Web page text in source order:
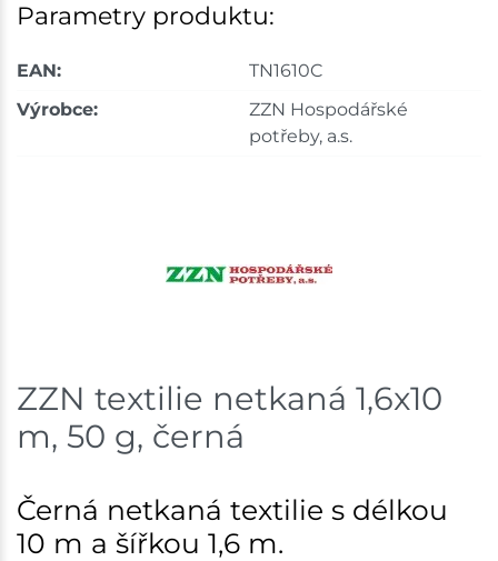
Tišnov
Skladem na prodejně - doručení do 7 dnů
31 ks
Nové Město
Skladem na prodejně - doručení do 7 dnů
14 ks
Skladem na prodejně - doručení do 7 dnů
Parametry produktu:
EAN:
TN1610C
Výrobce:
ZZN Hospodářské
potřeby, a.s.
ZZN textilie netkaná 1,6x10
m, 50 g, černá
Černá netkaná textilie s délkou
10 m a šířkou 1,6 m.